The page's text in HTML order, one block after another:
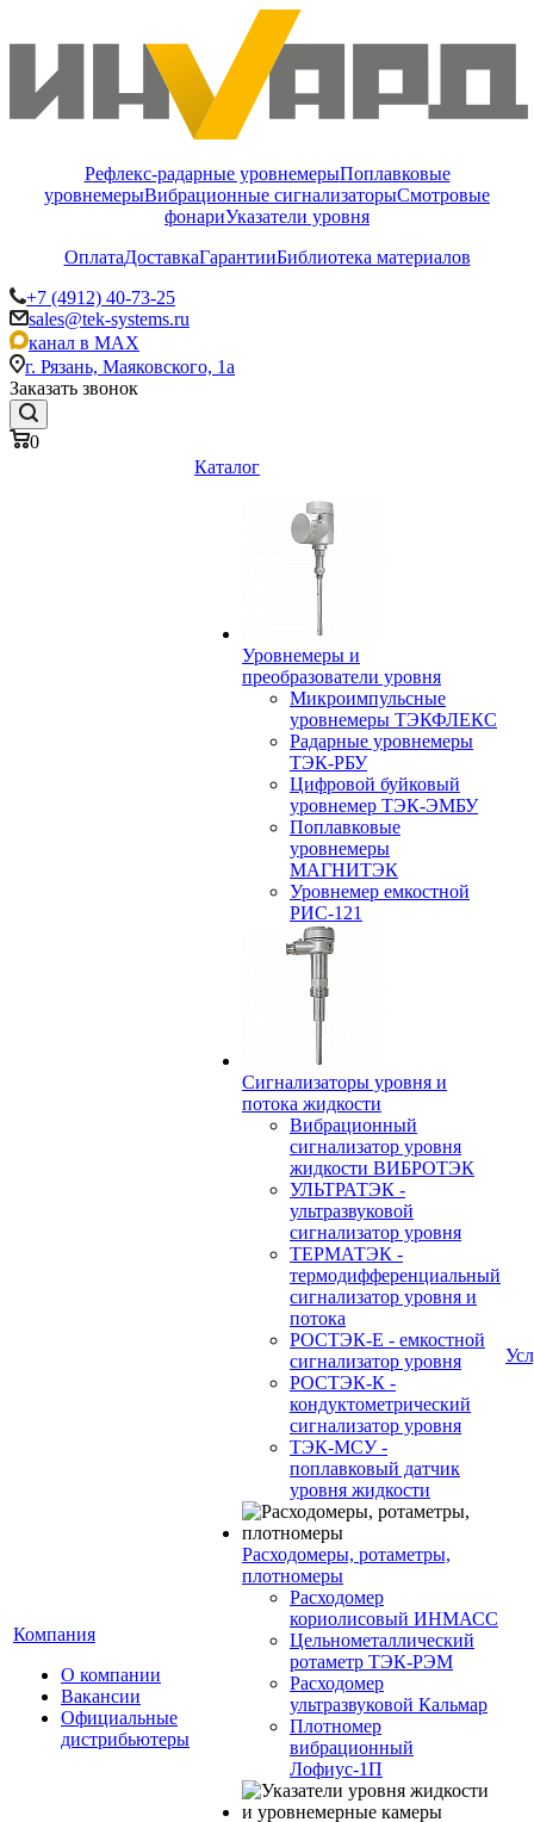
Рефлекс-радарные уровнемерыПоплавковые
уровнемерыВибрационные сигнализаторыСмотровые
фонариУказатели уровня
ОплатаДоставкаГарантииБиблиотека материалов
+7 (4912) 40-73-25
sales@tek-systems.ru
канал в MAX
г. Рязань, Маяковского, 1а
Заказать звонок
0
Компания
О компании
Вакансии
Официальные
дистрибьютеры
Каталог
Уровнемеры и
преобразователи уровня
Микроимпульсные
уровнемеры ТЭКФЛЕКС
Радарные уровнемеры
ТЭК-РБУ
Цифровой буйковый
уровнемер ТЭК-ЭМБУ
Поплавковые
уровнемеры
МАГНИТЭК
Уровнемер емкостной
РИС-121
Сигнализаторы уровня и
потока жидкости
Вибрационный
сигнализатор уровня
жидкости ВИБРОТЭК
УЛЬТРАТЭК -
ультразвуковой
сигнализатор уровня
ТЕРМАТЭК -
термодифференциальный
сигнализатор уровня и
потока
РОСТЭК-Е - емкостной
сигнализатор уровня
РОСТЭК-К -
кондуктометрический
сигнализатор уровня
ТЭК-МСУ -
поплавковый датчик
уровня жидкости
Расходомеры, ротаметры,
плотномеры
Расходомер
кориолисовый ИНМАСС
Цельнометаллический
ротаметр ТЭК-РЭМ
Расходомер
ультразвуковой Кальмар
Плотномер
вибрационный
Лофиус-1П